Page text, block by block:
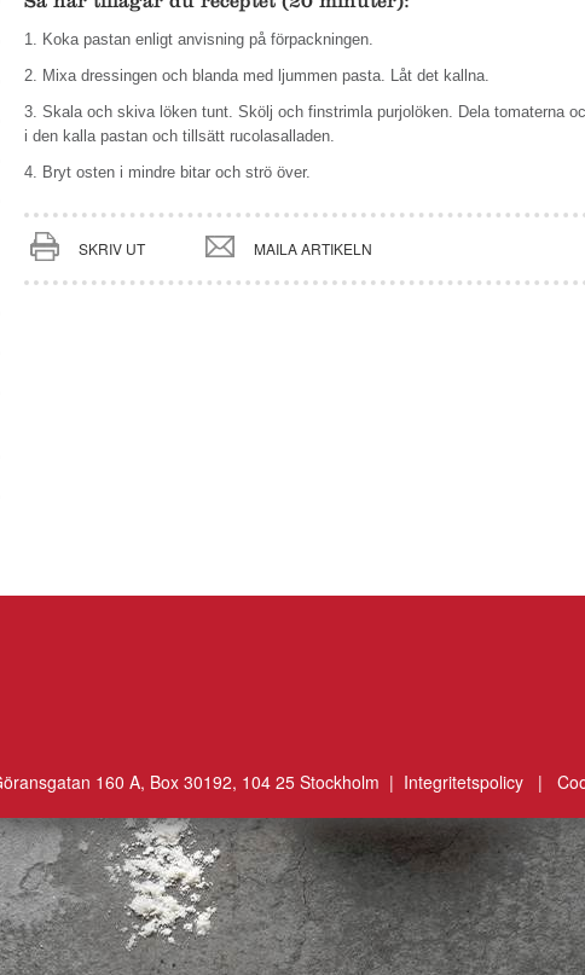
1. Koka pastan enligt anvisning på förpackningen.
2. Mixa dressingen och blanda med ljummen pasta. Låt det kallna.
3. Skala och skiva löken tunt. Skölj och finstrimla purjolöken. Dela tomaterna
i den kalla pastan och tillsätt rucolasalladen.
4. Bryt osten i mindre bitar och strö över.
SKRIV UT MAILA ARTIKELN
160 A, Box 30192, 104 25 Stockholm | Integritetspolicy |